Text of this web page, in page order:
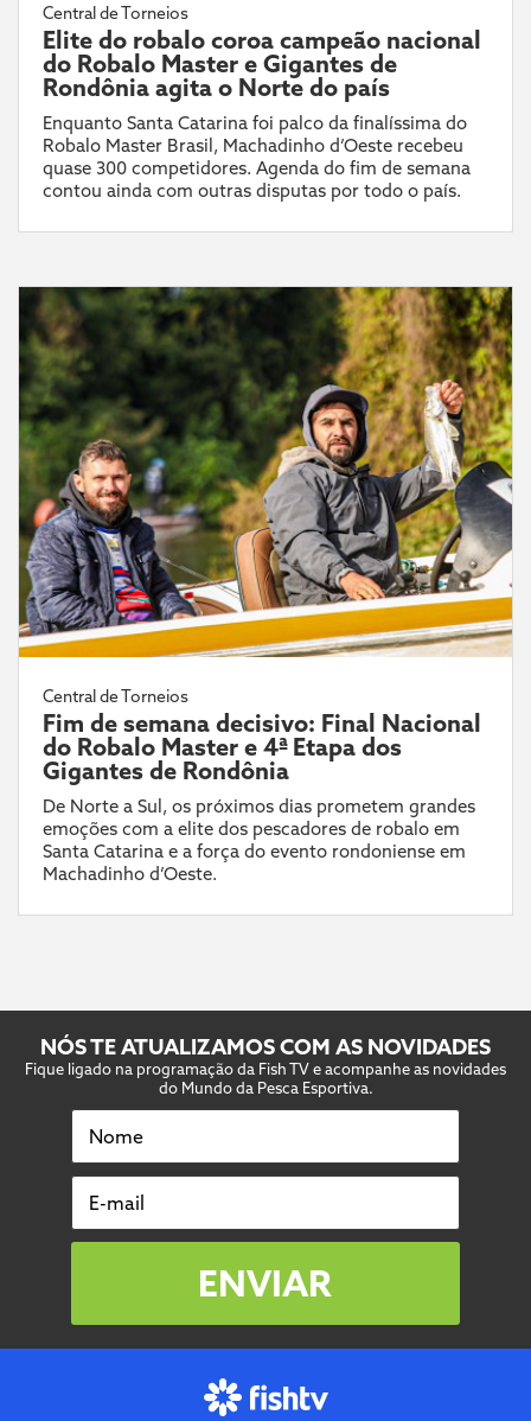
Central de Torneios
Elite do robalo coroa campeão nacional
do Robalo Master e Gigantes de
Rondônia agita o Norte do país
Enquanto Santa Catarina foi palco da finalíssima do
Robalo Master Brasil, Machadinho d’Oeste recebeu
quase 300 competidores. Agenda do fim de semana
contou ainda com outras disputas por todo o país.
Central de Torneios
Fim de semana decisivo: Final Nacional
do Robalo Master e 4ª Etapa dos
Gigantes de Rondônia
De Norte a Sul, os próximos dias prometem grandes
emoções com a elite dos pescadores de robalo em
Santa Catarina e a força do evento rondoniense em
Machadinho d’Oeste.
NÓS TE ATUALIZAMOS COM AS NOVIDADES
Fique ligado na programação da Fish TV e acompanhe as novidades
do Mundo da Pesca Esportiva.
Nome
E-mail
ENVIAR